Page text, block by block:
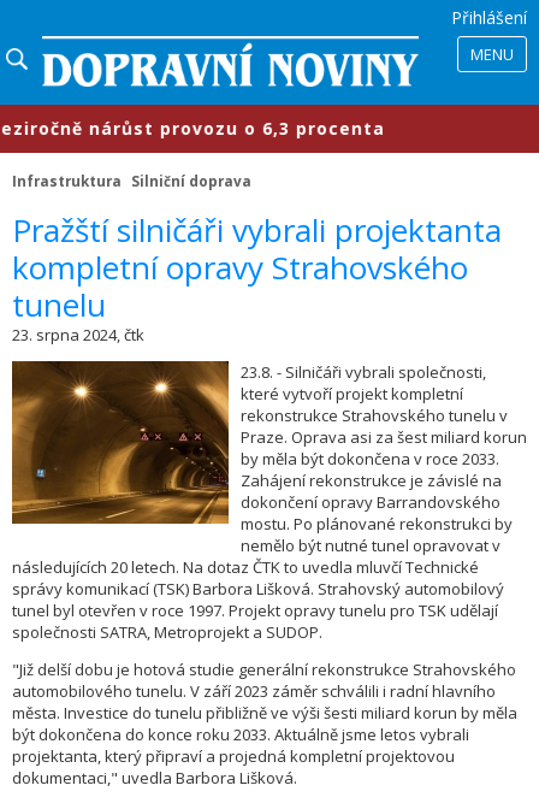
Přihlášení
MENU
nárůst provozu o 6,3 procenta
Infrastruktura Silniční doprava
Pražští silničáři vybrali projektanta
kompletní opravy Strahovského
tunelu
23. srpna 2024, čtk
23.8. - Silničáři vybrali společnosti,
které vytvoří projekt kompletní
rekonstrukce Strahovského tunelu v
Praze. Oprava asi za šest miliard korun
by měla být dokončena v roce 2033.
Zahájení rekonstrukce je závislé na
dokončení opravy Barrandovského
mostu. Po plánované rekonstrukci by
nemělo být nutné tunel opravovat v
následujících 20 letech. Na dotaz ČTK to uvedla mluvčí Technické
správy komunikací (TSK) Barbora Lišková. Strahovský automobilový
tunel byl otevřen v roce 1997. Projekt opravy tunelu pro TSK udělají
společnosti SATRA, Metroprojekt a SUDOP.
"Již delší dobu je hotová studie generální rekonstrukce Strahovského
automobilového tunelu. V září 2023 záměr schválili i radní hlavního
města. Investice do tunelu přibližně ve výši šesti miliard korun by měla
být dokončena do konce roku 2033. Aktuálně jsme letos vybrali
projektanta, který připraví a projedná kompletní projektovou
dokumentaci," uvedla Barbora Lišková.